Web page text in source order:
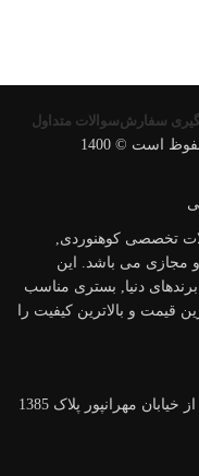
سفارشسوالات متداول
است © 1400
تخصصی کوهنوردی,
می باشد. این
دنیا, بستری مناسب
قیمت و بالاترین کیفیت را
تهران، نارمک، خیابان شهید مدنی پایین‌تر از خیابان مهرانپور پلاک 1385